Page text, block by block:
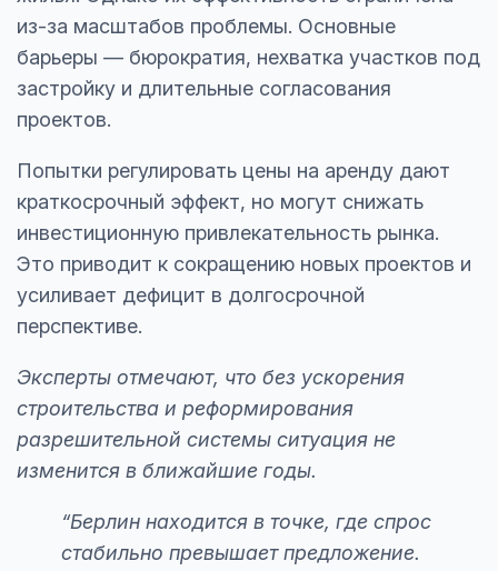
из-за масштабов проблемы. Основные
барьеры — бюрократия, нехватка участков под
застройку и длительные согласования
проектов.
Попытки регулировать цены на аренду дают
краткосрочный эффект, но могут снижать
инвестиционную привлекательность рынка.
Это приводит к сокращению новых проектов и
усиливает дефицит в долгосрочной
перспективе.
Эксперты отмечают, что без ускорения
строительства и реформирования
разрешительной системы ситуация не
изменится в ближайшие годы.
“Берлин находится в точке, где спрос
стабильно превышает предложение.